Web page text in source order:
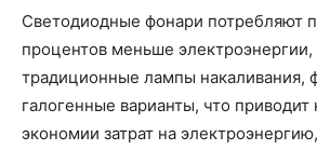
Светодиодные фонари потребляют
процентов меньше
традиционные лампы накаливания,
галогенные варианты, что
экономии затрат на